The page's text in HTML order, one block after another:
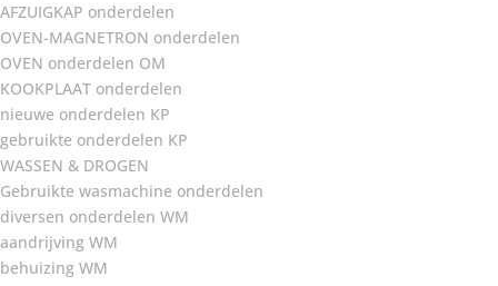
AFZUIGKAP onderdelen
OVEN-MAGNETRON onderdelen
OVEN onderdelen OM
KOOKPLAAT onderdelen
nieuwe onderdelen KP
gebruikte onderdelen KP
WASSEN & DROGEN
Gebruikte wasmachine onderdelen
diversen onderdelen WM
aandrijving WM
behuizing WM